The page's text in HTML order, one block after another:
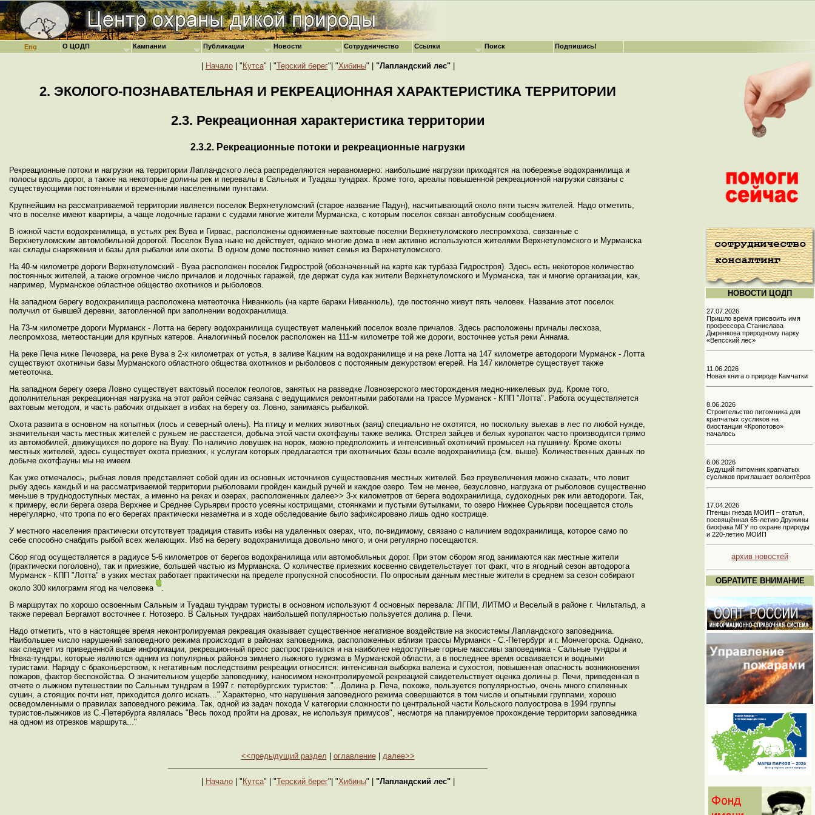
Eng
Начало| " Кутса" | "Терский берег"| "Хибины" | "Лапландский лес"|
2. ЭКОЛОГО-ПОЗНАВАТЕЛЬНАЯ И РЕКРЕАЦИОННАЯ ХАРАКТЕРИСТИКА ТЕРРИТОРИИ
2.3. Рекреационная характеристика территории
2.3.2. Рекреационные потоки и рекреационные нагрузки
Рекреационные потоки и нагрузки на территории Лапландского леса распределяются неравномерно: наибольшие нагрузки приходятся на побережье водохранилища и
полосы вдоль дорог, а также на некоторые долины рек и перевалы в Сальных и Туадаш тундрах. Кроме того, ареалы повышенной рекреационной нагрузки связаны с
существующими постоянными и временными населенными пунктами.
Крупнейшим на рассматриваемой территории является поселок Верхнетуломский (старое название Падун), насчитывающий около пяти тысяч жителей. Надо отметить,
что в поселке имеют квартиры, а чаще лодочные гаражи с судами многие жители Мурманска, с которым поселок связан автобусным сообщением.
В южной части водохранилища, в устьях рек Вува и Гирвас, расположены одноименные вахтовые поселки Верхнетуломского леспромхоза, связанные с
Верхнетуломским автомобильной дорогой. Поселок Вува ныне не действует, однако многие дома в нем активно используются жителями Верхнетуломского и Мурманска
как склады снаряжения и базы для рыбалки или охоты. В одном доме постоянно живет семья из Верхнетуломского.
На 40-м километре дороги Верхнетуломский - Вува расположен поселок Гидрострой (обозначенный на карте как турбаза Гидростроя). Здесь есть некоторое количество
постоянных жителей, а также огромное число причалов и лодочных гаражей, где держат суда как жители Верхнетуломского и Мурманска, так и многие организации, как,
например, Мурманское областное общество охотников и рыболовов.
На западном берегу водохранилища расположена метеоточка Ниванкюль (на карте бараки Ниванкюль), где постоянно живут пять человек. Название этот поселок
получил от бывшей деревни, затопленной при заполнении водохранилища.
На 73-м километре дороги Мурманск - Лотта на берегу водохранилища существует маленький поселок возле причалов. Здесь расположены причалы лесхоза,
леспромхоза, метеостанции для крупных катеров. Аналогичный поселок расположен на 111-м километре той же дороги, восточнее устья реки Аннама.
На реке Печа ниже Печозера, на реке Вува в 2-х километрах от устья, в заливе Кацким на водохранилище и на реке Лотта на 147 километре автодороги Мурманск - Лотта
существуют охотничьи базы Мурманского областного общества охотников и рыболовов с постоянным дежурством егерей. На 147 километре существует также
метеоточка.
На западном берегу озера Ловно существует вахтовый поселок геологов, занятых на разведке Ловнозерского месторождения медно-никелевых руд. Кроме того,
дополнительная рекреационная нагрузка на этот район сейчас связана с ведущимися ремонтными работами на трассе Мурманск - КПП "Лотта". Работа осуществляется
вахтовым методом, и часть рабочих отдыхает в избах на берегу оз. Ловно, занимаясь рыбалкой.
Охота развита в основном на копытных (лось и северный олень). На птицу и мелких животных (заяц) специально не охотятся, но поскольку выехав в лес по любой нужде,
значительная часть местных жителей с ружьем не расстается, добыча этой части охотфауны также велика. Отстрел зайцев и белых куропаток часто производится прямо
из автомобилей, движущихся по дороге на Вуву. По наличию ловушек на норок, можно предположить и интенсивный охотничий промысел на пушнину. Кроме охоты
местных жителей, здесь существует охота приезжих, к услугам которых предлагается три охотничьих базы возле водохранилища (см. выше). Количественных данных по
добыче охотфауны мы не имеем.
Как уже отмечалось, рыбная ловля представляет собой один из основных источников существования местных жителей. Без преувеличения можно сказать, что ловит
рыбу здесь каждый и на рассматриваемой территории рыболовами пройден каждый ручей и каждое озеро. Тем не менее, безусловно, нагрузка от рыболовов существенно
меньше в труднодоступных местах, а именно на реках и озерах, расположенных далее>> 3-х километров от берега водохранилища, судоходных рек или автодороги. Так,
к примеру, если берега озера Верхнее и Среднее Сурьярви просто усеяны кострищами, стоянками и пустыми бутылками, то озеро Нижнее Сурьярви посещается столь
нерегулярно, что тропа по его берегах практически незаметна и в ходе обследование было зафиксировано лишь одно кострище.
У местного населения практически отсутствует традиция ставить избы на удаленных озерах, что, по-видимому, связано с наличием водохранилища, которое само по
себе способно снабдить рыбой всех желающих. Изб на берегу водохранилища довольно много, и они регулярно посещаются.
Сбор ягод осуществляется в радиусе 5-6 километров от берегов водохранилища или автомобильных дорог. При этом сбором ягод занимаются как местные жители
(практически поголовно), так и приезжие, большей частью из Мурманска. О количестве приезжих косвенно свидетельствует тот факт, что в ягодный сезон автодорога
Мурманск - КПП "Лотта" в узких местах работает практически на пределе пропускной способности. По опросным данным местные жители в среднем за сезон собирают
около 300 килограмм ягод на человека
.
В маршрутах по хорошо освоенным Сальным и Туадаш тундрам туристы в основном используют 4 основных перевала: ЛГПИ, ЛИТМО и Веселый в районе г. Чильтальд, а
также перевал Бергамот восточнее г. Нотозеро. В Сальных тундрах наибольшей популярностью пользуется долина р. Печи.
Надо отметить, что в настоящее время неконтролируемая рекреация оказывает существенное негативное воздействие на экосистемы Лапландского заповедника.
Наибольшее число нарушений заповедного режима происходит в районах заповедника, расположенных вблизи трассы Мурманск - С.-Петербург и г. Мончегорска. Однако,
как следует из приведенной выше информации, рекреационный пресс распространился и на наиболее недоступные горные массивы заповедника - Сальные тундры и
Нявка-тундры, которые являются одним из популярных районов зимнего лыжного туризма в Мурманской области, а в последнее время осваивается и водными
туристами. Наряду с браконьерством, к негативным последствиям рекреации относятся: интенсивная выборка валежа и сухостоя, повышенная опасность возникновения
пожаров, фактор беспокойства. О значительном ущербе заповеднику, наносимом неконтролируемой рекреацией свидетельствует оценка долины р. Печи, приведенная в
отчете о лыжном путешествии по Сальным тундрам в 1997 г. петербургских туристов: "...Долина р. Печа, похоже, пользуется популярностью, очень много спиленных
сушин, а стоящих почти нет, приходится долго искать..." Характерно, что нарушения заповедного режима совершаются в том числе и опытными группами, хорошо
осведомленными о правилах заповедного режима. Так, одной из задач похода V категории сложности по центральной части Кольского полуострова в 1994 группы
туристов-лыжников из С.-Петербурга являлась "Весь поход пройти на дровах, не используя примусов", несмотря на планируемое прохождение территории заповедника
на одном из отрезков маршрута..."
<<предыдущий раздел оглавление| далее>>
Начало| " Кутса" | "Терский берег"| "Хибины" | "Лапландский лес"|
НОВОСТИ ЦОДП
27.07.2026
Пришло время присвоить имя
профессора Станислава
Дыренкова природному парку
«Вепсский лес»
11.06.2026
Новая книга о природе Камчатки
8.06.2026
Строительство питомника для
крапчатых сусликов на
биостанции «Кропотово»
началось
6.06.2026
Будущий питомник крапчатых
сусликов приглашает волонтёров
17.04.2026
Птенцы гнезда МОИП – статья,
посвящённая 65-летию Дружины
биофака МГУ по охране природы
и 220-летию МОИП
архив новостей
ОБРАТИТЕ ВНИМАНИЕ
О ЦОДП Кампании Публикации Новости Сотрудничество Ссылки Поиск Подпишись!